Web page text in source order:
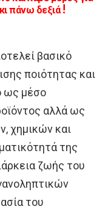
πάνω δεξιά !
βασικό
ποιότητας και
ως μέσο
αλλά ως
χημικών και
της
ζωής του
του